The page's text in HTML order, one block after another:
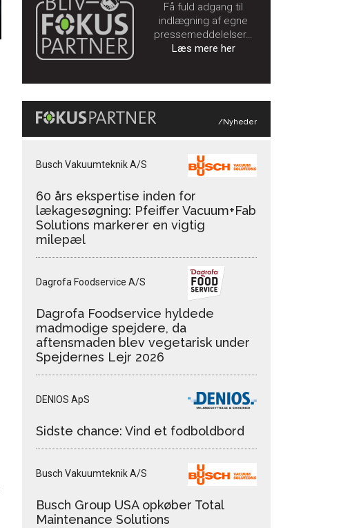
Få fuld adgang til
indlægning af egne
pressemeddelelser…
Læs mere her
/Nyheder
Busch Vakuumteknik A/S
60 års ekspertise inden for
lækagesøgning: Pfeiffer Vacuum+Fab
Solutions markerer en vigtig
milepæl
Dagrofa Foodservice A/S
Dagrofa Foodservice hyldede
madmodige spejdere, da
aftensmaden blev vegetarisk under
Spejdernes Lejr 2026
DENIOS ApS
Sidste chance: Vind et fodboldbord
Busch Vakuumteknik A/S
Busch Group USA opkøber Total
Maintenance Solutions